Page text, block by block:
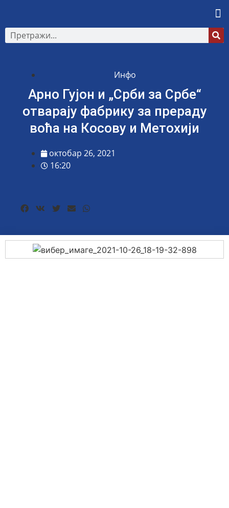
Инфо
Арно Гујон и „Срби за Србе“
отварају фабрику за прераду
воћа на Косову и Метохији
октобар 26, 2021
16:20